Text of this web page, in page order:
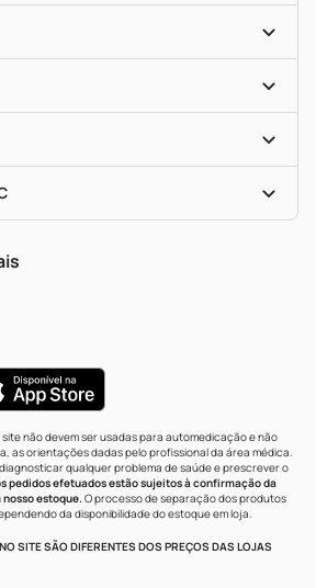
Brasil
(PBM)
não devem ser usadas para automedicação e não
as orientações dadas pelo profissional da área médica.
qualquer problema de saúde e prescrever o
pedidos efetuados estão sujeitos à confirmação da
estoque.O processo de separação dos produtos
da disponibilidade do estoque em loja.
SITE SÃO DIFERENTES DOS PREÇOS DAS LOJAS